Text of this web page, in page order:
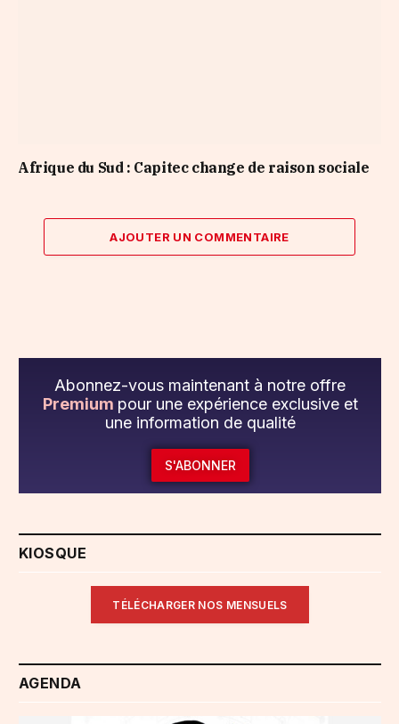
Afrique du Sud : Capitec change de raison sociale
AJOUTER UN COMMENTAIRE
Abonnez-vous maintenant à notre offre
Premium pour une expérience exclusive et
une information de qualité
S'ABONNER
KIOSQUE
TÉLÉCHARGER NOS MENSUELS
AGENDA